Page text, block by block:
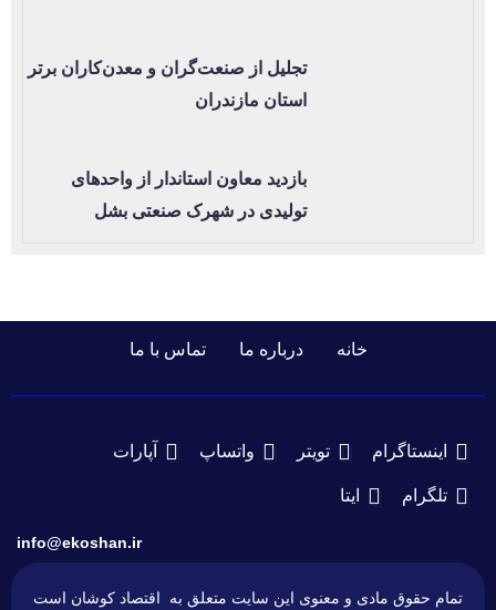
تجلیل از صنعت‌گران و معدن‌کاران برتر
استان مازندران
بازدید معاون استاندار از واحدهای
تولیدی در شهرک صنعتی بشل
خانه درباره ما تماس با ما
اینستاگرام تویتر واتساپ آپارات
تلگرام ایتا
info@ekoshan.ir
تمام حقوق مادی و معنوی این سایت متعلق به اقتصاد کوشان است